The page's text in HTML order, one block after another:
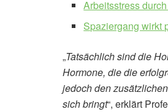
Arbeitsstress
Spaziergang wirkt
„Tatsächlich sind die
Hormone, die die
jedoch den
sich bringt“, erklärt